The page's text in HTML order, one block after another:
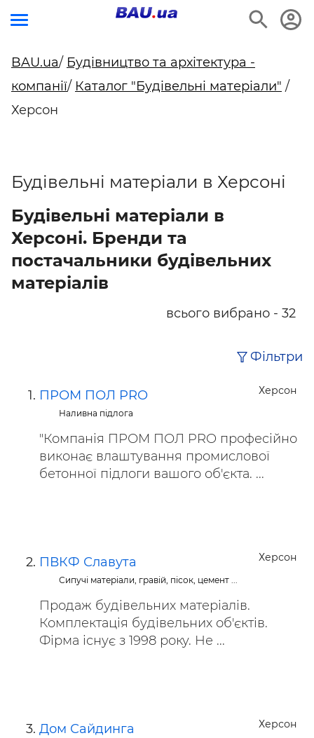
BAU.ua/ Будівництво та архітектура -
компанії/ Каталог "Будівельні матеріали" /
Херсон
Будівельні матеріали в Херсоні
Будівельні матеріали в
Херсоні. Бренди та
постачальники будівельних
матеріалів
всього вибрано - 32
Фільтри
Херсон
ПРОМ ПОЛ PRO
Наливна підлога
"Компанія ПРОМ ПОЛ PRO професійно
виконає влаштування промислової
бетонної підлоги вашого об'єкта. ...
Херсон
ПВКФ Славута
Сипучі матеріали, гравій, пісок, цемент ...
Продаж будівельних матеріалів.
Комплектація будівельних об'єктів.
Фірма існує з 1998 року. Не ...
Херсон
Дом Сайдинга